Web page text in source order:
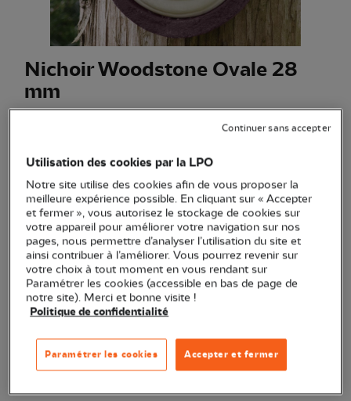
Nichoir Woodstone Ovale 28
mm
Un nichoir en béton de bois, solide et durable.
Quantité
En stock
Ajouter au panier
Transaction sécurisée
Utilisation des cookies par la LPO
Notre site utilise des cookies afin de vous proposer la
meilleure expérience possible. En cliquant sur « Accepter
et fermer », vous autorisez le stockage de cookies sur
votre appareil pour améliorer votre navigation sur nos
pages, nous permettre d’analyser l’utilisation du site et
ainsi contribuer à l’améliorer. Vous pourrez revenir sur
votre choix à tout moment en vous rendant sur
Paramétrer les cookies (accessible en bas de page de
notre site). Merci et bonne visite !
Politique de confidentialité
Accepter et fermer
Paramétrer les cookies
Continuer sans accepter